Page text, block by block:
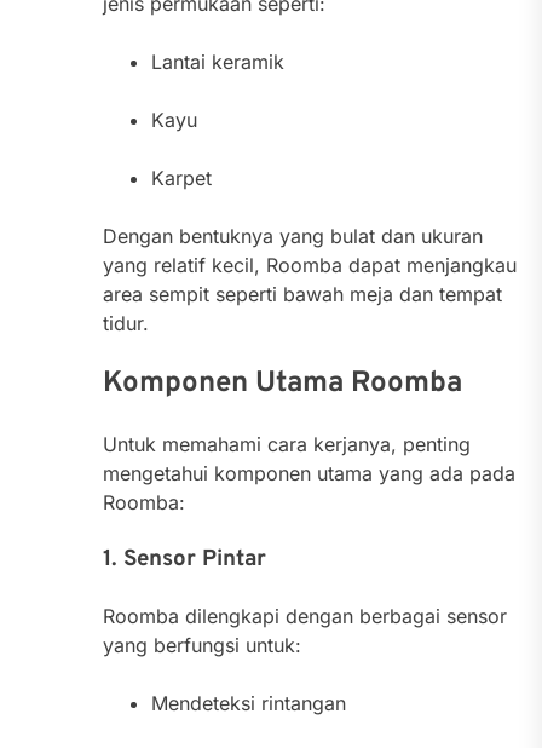
Lantai keramik
Kayu
Karpet
Dengan bentuknya yang bulat dan ukuran
yang relatif kecil, Roomba dapat menjangkau
area sempit seperti bawah meja dan tempat
tidur.
Komponen Utama Roomba
Untuk memahami cara kerjanya, penting
mengetahui komponen utama yang ada pada
Roomba:
1. Sensor Pintar
Roomba dilengkapi dengan berbagai sensor
yang berfungsi untuk:
Mendeteksi rintangan